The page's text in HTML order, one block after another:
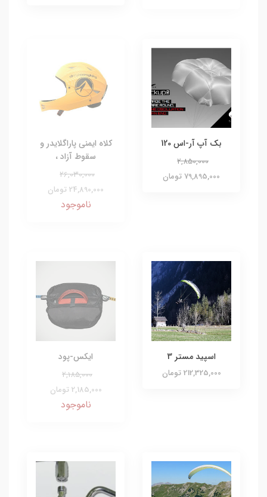
بک آپ آر-اس 120
2,850,000
79,895,000 تومان
کلاه ایمنی پاراگلایدر و
سقوط آزاد ،
26,030,000
24,890,000 تومان
ناموجود
اسپید مستر 3
212,325,000 تومان
ایکس-پود
2,185,000
2,185,000 تومان
ناموجود